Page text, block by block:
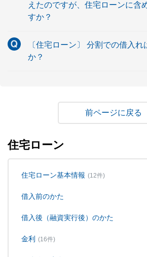
えたのですが、住宅ローンに含
すか？
〔住宅ローン〕 分割での借入れ
か？
戻る
住宅ローン
住宅ローン基本情報 (12件)
借入前のかた
借入後（融資実行後）のかた
金利 (16件)